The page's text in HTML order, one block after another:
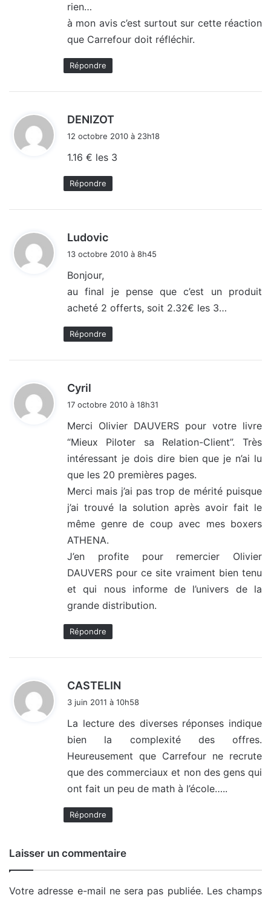
rien…
à mon avis c’est surtout sur cette réaction
que Carrefour doit réfléchir.
Répondre
DENIZOT
12 octobre 2010 à 23h18
1.16 € les 3
Répondre
Ludovic
13 octobre 2010 à 8h45
Bonjour,
au final je pense que c’est un produit
acheté 2 offerts, soit 2.32€ les 3…
Répondre
Cyril
:
17 octobre 2010 à 18h31
Merci Olivier DAUVERS pour votre livre
“Mieux Piloter sa Relation-Client”. Très
intéressant je dois dire bien que je n’ai lu
que les 20 premières pages.
Merci mais j’ai pas trop de mérité puisque
j’ai trouvé la solution après avoir fait le
même genre de coup avec mes boxers
ATHENA.
J’en profite pour remercier Olivier
DAUVERS pour ce site vraiment bien tenu
et qui nous informe de l’univers de la
grande distribution.
Répondre
CASTELIN
i
3 juin 2011 à 10h58
La lecture des diverses réponses indique
bien la complexité des offres.
Heureusement que Carrefour ne recrute
que des commerciaux et non des gens qui
ont fait un peu de math à l’école…..
Répondre
Laisser un commentaire
Votre adresse e-mail ne sera pas publiée. Les champs